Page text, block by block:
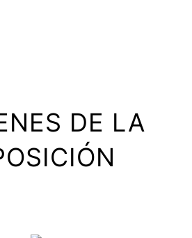
DE LA